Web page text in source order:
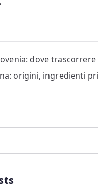
dove
origini, ingredienti